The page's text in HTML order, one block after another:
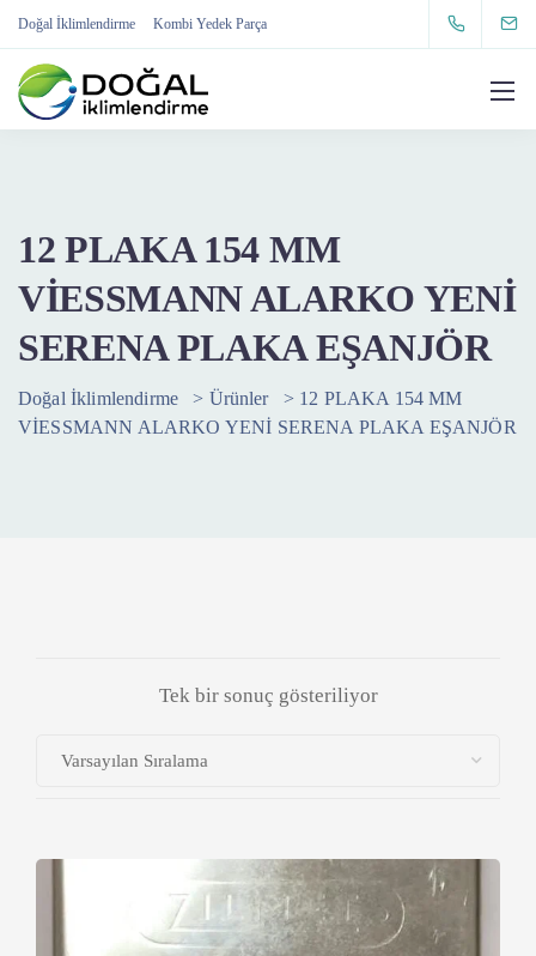
Doğal İklimlendirme Kombi Yedek Parça
12 PLAKA 154 MM
VİESSMANN ALARKO YENİ
SERENA PLAKA EŞANJÖR
Doğal İklimlendirme > Ürünler > 12 PLAKA 154 MM
VİESSMANN ALARKO YENİ SERENA PLAKA EŞANJÖR
Tek bir sonuç gösteriliyor